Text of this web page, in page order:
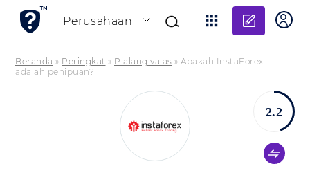
Perusahaan
Beranda » Peringkat » Pialang valas » Apakah InstaForex
adalah penipuan?
2.2